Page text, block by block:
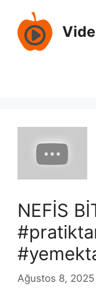
NEFİS
Ağustos 8, 2025